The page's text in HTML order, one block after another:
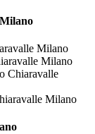
Milano
Milano
Chiaravalle
Milano